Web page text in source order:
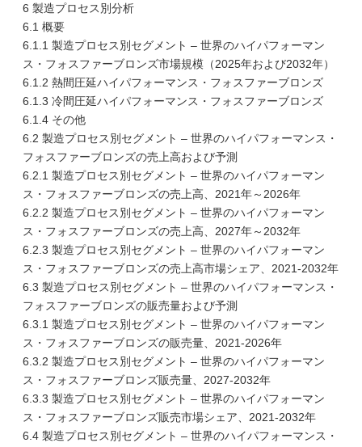
6 製造プロセス別分析
6.1 概要
6.1.1 製造プロセス別セグメント – 世界のハイパフォーマン
ス・フォスファーブロンズ市場規模（2025年および2032年）
6.1.2 熱間圧延ハイパフォーマンス・フォスファーブロンズ
6.1.3 冷間圧延ハイパフォーマンス・フォスファーブロンズ
6.1.4 その他
6.2 製造プロセス別セグメント – 世界のハイパフォーマンス・
フォスファーブロンズの売上高および予測
6.2.1 製造プロセス別セグメント – 世界のハイパフォーマン
ス・フォスファーブロンズの売上高、2021年～2026年
6.2.2 製造プロセス別セグメント – 世界のハイパフォーマン
ス・フォスファーブロンズの売上高、2027年～2032年
6.2.3 製造プロセス別セグメント – 世界のハイパフォーマン
ス・フォスファーブロンズの売上高市場シェア、2021-2032年
6.3 製造プロセス別セグメント – 世界のハイパフォーマンス・
フォスファーブロンズの販売量および予測
6.3.1 製造プロセス別セグメント – 世界のハイパフォーマン
ス・フォスファーブロンズの販売量、2021-2026年
6.3.2 製造プロセス別セグメント – 世界のハイパフォーマン
ス・フォスファーブロンズ販売量、2027-2032年
6.3.3 製造プロセス別セグメント – 世界のハイパフォーマン
ス・フォスファーブロンズ販売市場シェア、2021-2032年
6.4 製造プロセス別セグメント – 世界のハイパフォーマンス・